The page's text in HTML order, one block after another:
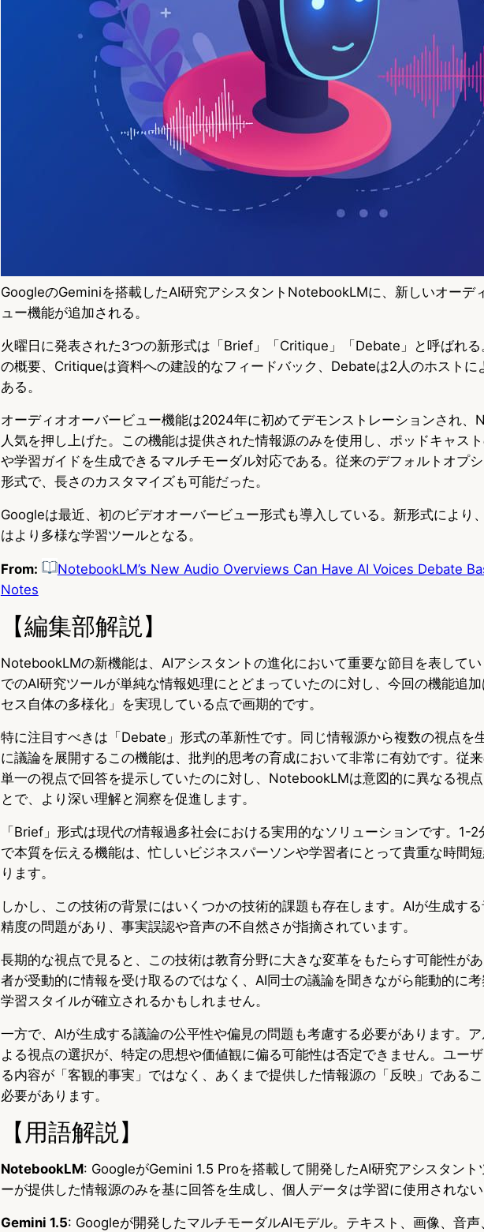
GoogleのGeminiを搭載したAI研究アシスタントNotebookLMに、新しいオーデ
ュー機能が追加される。
火曜日に発表された3つの新形式は「Brief」「Critique」「Debate」と呼ばれ
の概要、Critiqueは資料への建設的なフィードバック、Debateは2人のホストに
ある。
オーディオオーバービュー機能は2024年に初めてデモンストレーションされ、
人気を押し上げた。この機能は提供された情報源のみを使用し、ポッドキャス
や学習ガイドを生成できるマルチモーダル対応である。従来のデフォルトオプ
形式で、長さのカスタマイズも可能だった。
Googleは最近、初のビデオオーバービュー形式も導入している。新形式により
はより多様な学習ツールとなる。
From:
NotebookLM’s New Audio Overviews Can Have AI Voices Debate
Notes
【編集部解説】
NotebookLMの新機能は、AIアシスタントの進化において重要な節目を表してい
でのAI研究ツールが単純な情報処理にとどまっていたのに対し、今回の機能追
セス自体の多様化」を実現している点で画期的です。
特に注目すべきは「Debate」形式の革新性です。同じ情報源から複数の視点を
に議論を展開するこの機能は、批判的思考の育成において非常に有効です。従
単一の視点で回答を提示していたのに対し、NotebookLMは意図的に異なる視点
とで、より深い理解と洞察を促進します。
「Brief」形式は現代の情報過多社会における実用的なソリューションです。1-2
で本質を伝える機能は、忙しいビジネスパーソンや学習者にとって貴重な時間
ります。
しかし、この技術の背景にはいくつかの技術的課題も存在します。AIが生成す
精度の問題があり、事実誤認や音声の不自然さが指摘されています。
長期的な視点で見ると、この技術は教育分野に大きな変革をもたらす可能性が
者が受動的に情報を受け取るのではなく、AI同士の議論を聞きながら能動的に
学習スタイルが確立されるかもしれません。
一方で、AIが生成する議論の公平性や偏見の問題も考慮する必要があります。
よる視点の選択が、特定の思想や価値観に偏る可能性は否定できません。ユー
る内容が「客観的事実」ではなく、あくまで提供した情報源の「反映」である
必要があります。
【用語解説】
NotebookLM: GoogleがGemini 1.5 Proを搭載して開発したAI研究アシスタント
ーが提供した情報源のみを基に回答を生成し、個人データは学習に使用されない
Gemini 1.5: Googleが開発したマルチモーダルAIモデル。テキスト、画像、音